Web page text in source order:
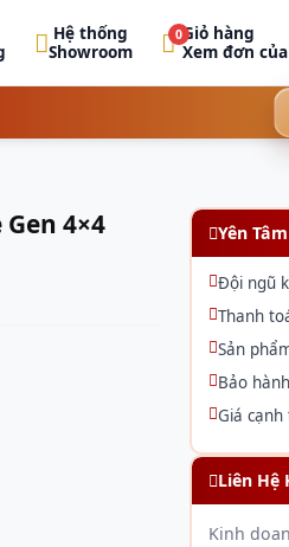
Hệ thống
Showroom
0Giỏ hàng
Xem đơn
Gen 4×4
Yên
Đội ngũ
Thanh
Sản
Bảo
Giá
Liên Hệ
Kinh